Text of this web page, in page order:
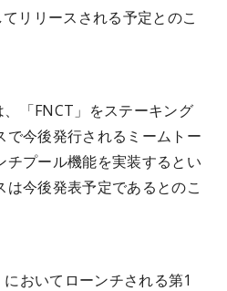
リリースされる予定とのこ
「FNCT」をステーキング
で今後発行されるミームトー
チプール機能を実装するとい
は今後発表予定であるとのこ
おいてローンチされる第1